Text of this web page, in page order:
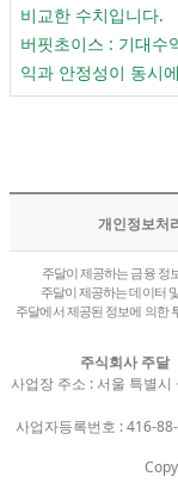
비교한 수치입니다.
버핏초이스 : 기대수
익과 안정성이 동시
개인정보처
주달이 제공하는 금융 정
주달이 제공하는 데이터
주달에서 제공된 정보에 의한
주식회사 주달
사업장 주소 : 서울 특별
사업자등록번호 : 416-